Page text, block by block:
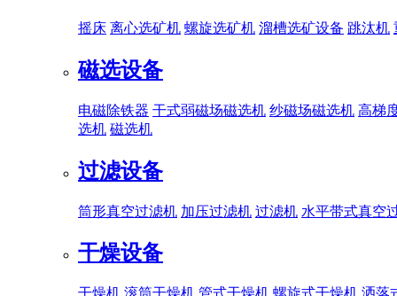
摇床 离心选矿机 螺旋选矿机 溜槽选矿设备 跳汰机
磁选设备
电磁除铁器 干式弱磁场磁选机 纱磁场磁选机 高梯
选机 磁选机
过滤设备
筒形真空过滤机 加压过滤机 过滤机 水平带式真空
干燥设备